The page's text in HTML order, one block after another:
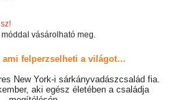
vásárolható meg.
ami felperzselheti a világot…
New York-i sárkányvadászcsalád fia.
aki egész életében a családja